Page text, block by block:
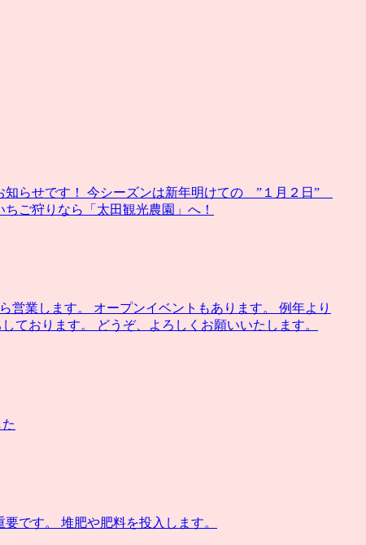
知らせです！ 今シーズンは新年明けての ”１月２日”
ご狩りなら「太田観光農園」へ！
営業します。 オープンイベントもあります。 例年より
ております。 どうぞ、よろしくお願いいたします。
です。 堆肥や肥料を投入します。